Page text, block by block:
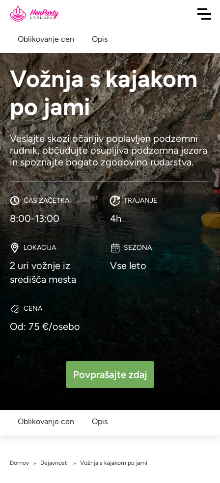
Vožnja s kajakom
po jami
Veslajte skozi očarljiv poplavljen podzemni
rudnik, občudujte osupljiva podzemna jezera
in spoznajte bogato zgodovino rudarstva.
ČAS ZAČETKA
8:00-13:00
TRAJANJE
4h
LOKACIJA
2 uri vožnje iz
središča mesta
SEZONA
Vse leto
CENA
Od: 75 €/osebo
Povprašajte zdaj
Oblikovanje cen Opis
Oblikovanje cen Opis
Domov > Dejavnosti > Vožnja s kajakom po jami